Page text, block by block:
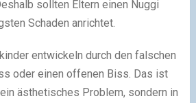
sollten Eltern einen Nuggi
Schaden anrichtet.
entwickeln durch den falschen
oder einen offenen Biss. Das ist
ästhetisches Problem, sondern in